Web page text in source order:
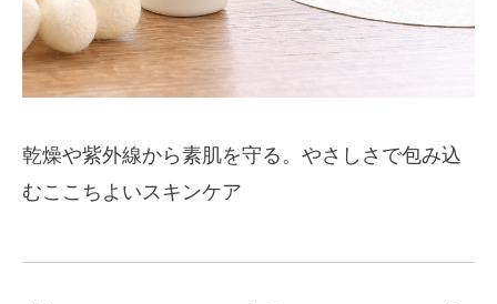
乾燥や紫外線から素肌を守る。やさしさで包み込
むここちよいスキンケア